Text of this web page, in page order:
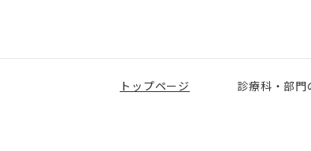
トップページ 診療科・部門